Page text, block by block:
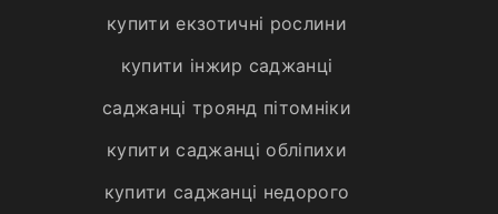
купити екзотичні рослини
купити інжир саджанці
саджанці троянд пітомніки
купити саджанці обліпихи
купити саджанці недорого